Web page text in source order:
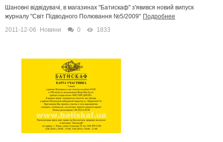
продажу!
Шановні відвідувачі, в магазинах "Батискаф" з'явився новий випуск
журналу "Світ Підводного Полювання №5/2009" Подробнее
2011-12-06
Новини 0 1833